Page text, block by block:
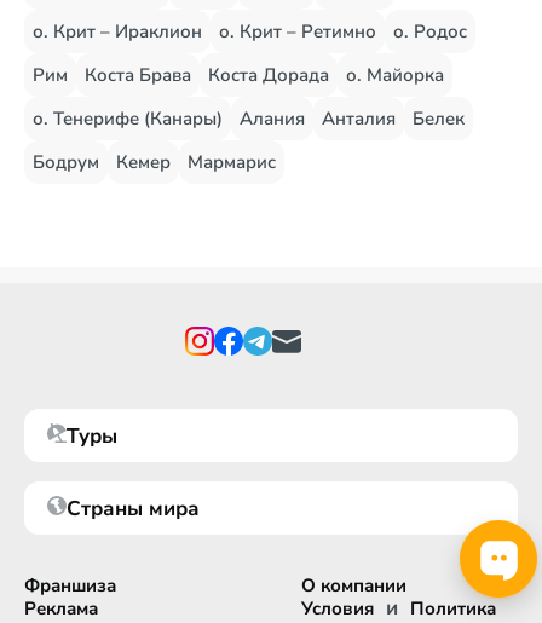
о. Крит – Ираклион
о. Крит – Ретимно
о. Родос
Рим
Коста Брава Коста Дорада
о. Майорка
о. Тенерифе (Канары)
Алания Анталия
Белек
Бодрум
Кемер Мармарис
Туры
Страны мира
Франшиза
Реклама
О компании
Условия и Политика